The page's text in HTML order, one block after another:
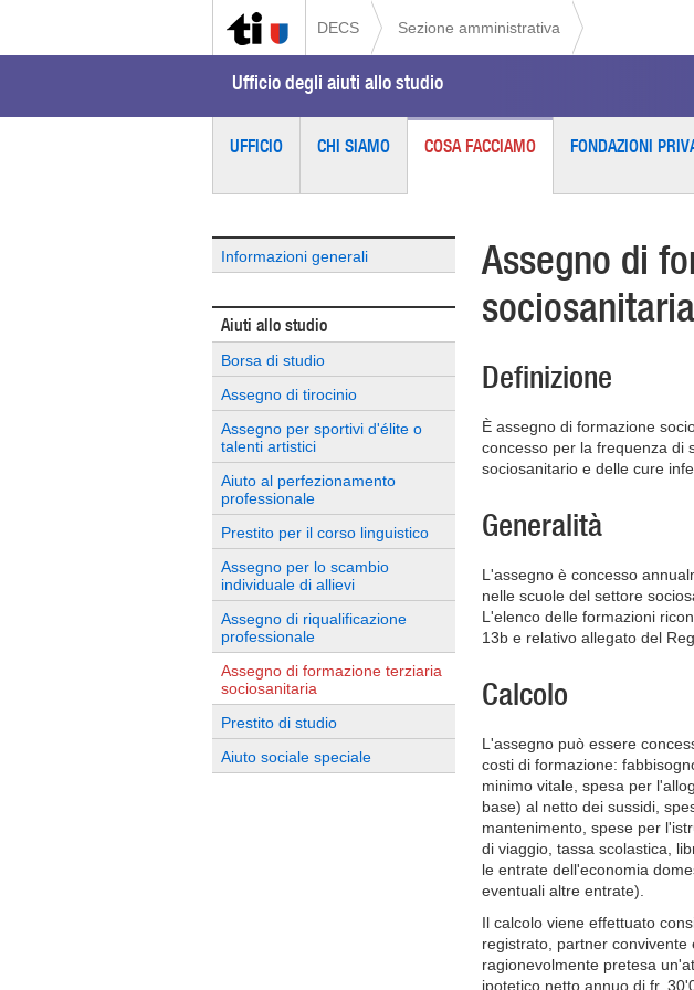
DECS Sezione amministrativa
Ufficio degli aiuti allo studio
UFFICIO CHI SIAMO COSA FACCIAMO FONDAZIONI
Informazioni generali
Aiuti allo studio
Borsa di studio
Assegno di tirocinio
Assegno per sportivi d'élite o
talenti artistici
Aiuto al perfezionamento
professionale
Prestito per il corso linguistico
Assegno per lo scambio
individuale di allievi
Assegno di riqualificazione
professionale
Assegno di formazione terziaria
sociosanitaria
Prestito di studio
Aiuto sociale speciale
Assegno di
sociosanitaria
Definizione
È assegno di formazione
concesso per la frequenza di
sociosanitario e delle cure
Generalità
L'assegno è concesso
nelle scuole del settore
L'elenco delle formazioni
13b e relativo allegato del
Calcolo
L'assegno può essere
costi di formazione:
minimo vitale, spesa per
base) al netto dei sussidi,
mantenimento, spese per
di viaggio, tassa scolastica,
le entrate dell'economia
eventuali altre entrate).
Il calcolo viene effettuato
registrato, partner
ragionevolmente pretesa
ipotetico netto annuo di fr.